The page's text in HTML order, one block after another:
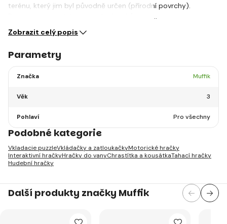
terénu, který jim byl původně určen (přírodní povrchy).
Rozmanitost je vítána, stejně jako chůze po…
Zobrazit celý popis
Parametry
Značka Muffik
Věk 3
Pohlaví Pro všechny
Podobné kategorie
Vkladacie puzzleVkládačky a zatloukačkyMotorické hračky
Interaktivní hračkyHračky do vanyChrastítka a kousátkaTahací hračky
Hudební hračky
Další produkty značky Muffik